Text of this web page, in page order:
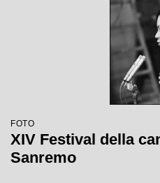
FOTO
XIV Festival della
Sanremo